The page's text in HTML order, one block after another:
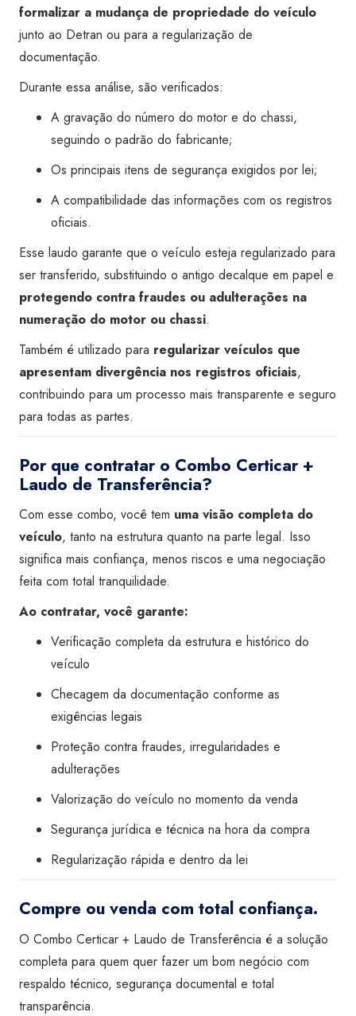
formalizar a mudança de propriedade do veículo
junto ao Detran ou para a regularização de
documentação.
Durante essa análise, são verificados:
A gravação do número do motor e do chassi,
seguindo o padrão do fabricante;
Os principais itens de segurança exigidos por lei;
A compatibilidade das informações com os registros
oficiais.
Esse laudo garante que o veículo esteja regularizado para
ser transferido, substituindo o antigo decalque em papel e
protegendo contra fraudes ou adulterações na
numeração do motor ou chassi.
Também é utilizado para regularizar veículos que
apresentam divergência nos registros oficiais,
contribuindo para um processo mais transparente e seguro
para todas as partes.
Por que contratar o Combo Certicar +
Laudo de Transferência?
Com esse combo, você tem uma visão completa do
veículo, tanto na estrutura quanto na parte legal. Isso
significa mais confiança, menos riscos e uma negociação
feita com total tranquilidade.
Ao contratar, você garante:
Verificação completa da estrutura e histórico do
veículo
Checagem da documentação conforme as
exigências legais
Proteção contra fraudes, irregularidades e
adulterações
Valorização do veículo no momento da venda
Segurança jurídica e técnica na hora da compra
Regularização rápida e dentro da lei
Compre ou venda com total confiança.
O Combo Certicar + Laudo de Transferência é a solução
completa para quem quer fazer um bom negócio com
respaldo técnico, segurança documental e total
transparência.